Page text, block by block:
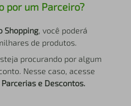
por um Parceiro?
Shopping, você poderá
de produtos.
procurando por algum
Nesse caso, acesse
e Descontos.